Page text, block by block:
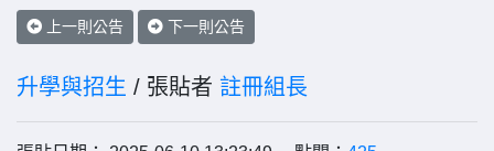
上一則公告 下一則公告
升學與招生 / 張貼者 註冊組長